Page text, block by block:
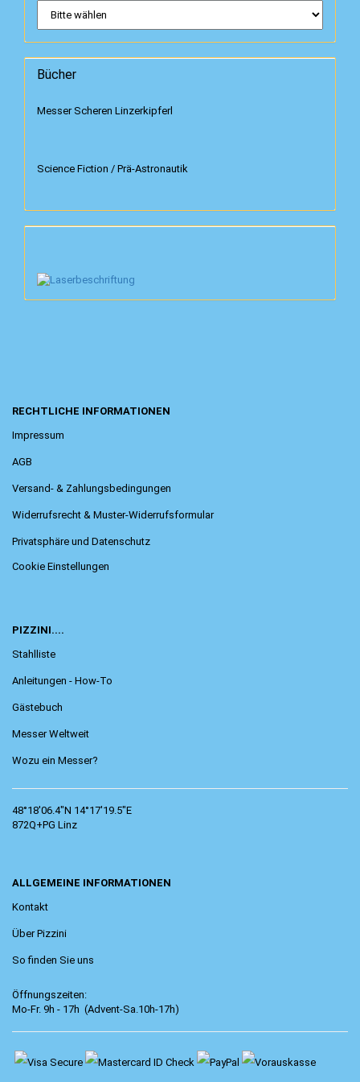
Bücher
Messer Scheren Linzerkipferl
Science Fiction / Prä-Astronautik
RECHTLICHE INFORMATIONEN
Impressum
AGB
Versand- & Zahlungsbedingungen
Widerrufsrecht & Muster-Widerrufsformular
Privatsphäre und Datenschutz
Cookie Einstellungen
PIZZINI....
Stahlliste
Anleitungen - How-To
Gästebuch
Messer Weltweit
Wozu ein Messer?
48°18'06.4"N 14°17'19.5"E
872Q+PG Linz
ALLGEMEINE INFORMATIONEN
Kontakt
Über Pizzini
So finden Sie uns
Öffnungszeiten:
Mo-Fr. 9h - 17h (Advent-Sa.10h-17h)